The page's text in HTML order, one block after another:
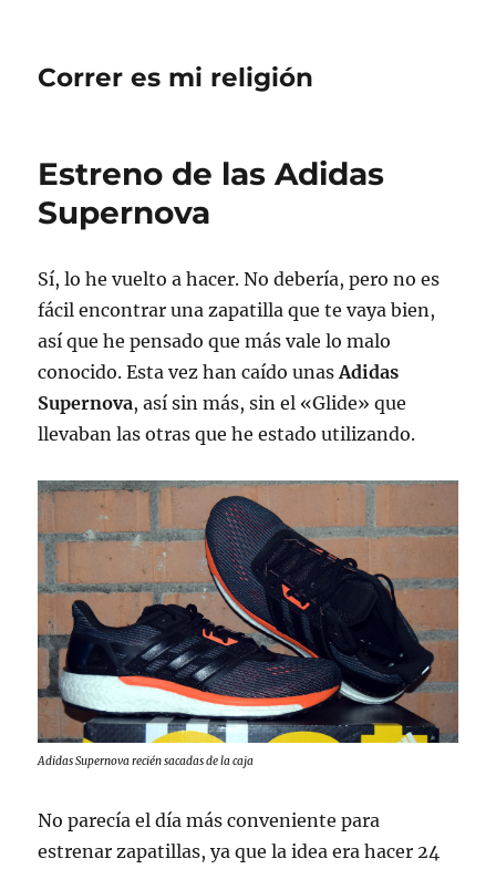
Correr es mi religión
Estreno de las Adidas
Supernova
Sí, lo he vuelto a hacer. No debería, pero no es
fácil encontrar una zapatilla que te vaya bien,
así que he pensado que más vale lo malo
conocido. Esta vez han caído unasAdidas
Supernova, así sin más, sin el «Glide» que
llevaban las otras que he estado utilizando.
Adidas Supernova recién sacadas de la caja
No parecía el día más conveniente para
estrenar zapatillas, ya que la idea era hacer 24